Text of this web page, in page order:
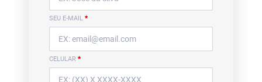
SEU E-MAIL *
CELULAR *